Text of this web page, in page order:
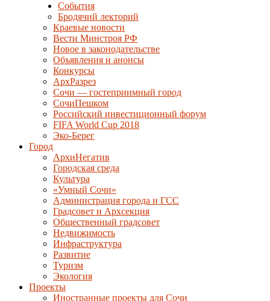
События
Бродячий лекторий
Краевые новости
Вести Минстроя РФ
Новое в законодательстве
Объявления и анонсы
Конкурсы
АрхРазрез
Сочи — гостеприимный город
СочиПешком
Российский инвестиционный форум
FIFA World Cup 2018
Эко-Берег
Город
АрхиНегатив
Городская среда
Культура
«Умный Сочи»
Администрация города и ГСС
Градсовет и Архсекция
Общественный градсовет
Недвижимость
Инфраструктура
Развитие
Туризм
Экология
Проекты
Иностранные проекты для Сочи